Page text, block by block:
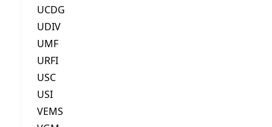
UCDG
UDIV
UMF
URFI
USC
USI
VEMS